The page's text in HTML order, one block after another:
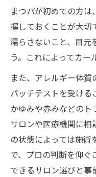
まつパが初めての方
握しておくことが大切
濡らさないこと、目元
う。これによってカー
また、アレルギー体
パッチテストを受ける
かゆみや赤みなどのト
サロンや医療機関に相
の状態によっては施
で、プロの判断を仰ぐ
できるサロン選びと事